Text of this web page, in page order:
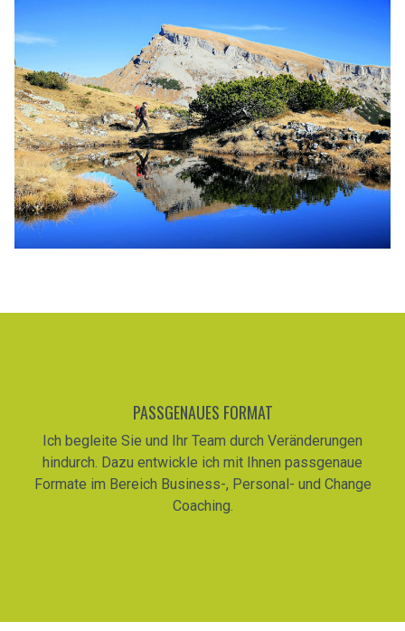
PASSGENAUES FORMAT
Ich begleite Sie und Ihr Team durch Veränderungen
hindurch. Dazu entwickle ich mit Ihnen passgenaue
Formate im Bereich Business-, Personal- und Change
Coaching.